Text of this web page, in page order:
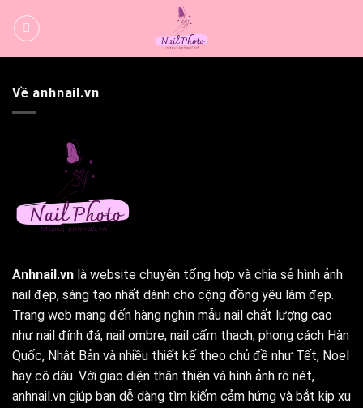
qua
Về anhnail.vn
Anhnail.vn là website chuyên tổng hợp và chia sẻ hình ảnh
nail đẹp, sáng tạo nhất dành cho cộng đồng yêu làm đẹp.
Trang web mang đến hàng nghìn mẫu nail chất lượng cao
như nail đính đá, nail ombre, nail cẩm thạch, phong cách Hàn
Quốc, Nhật Bản và nhiều thiết kế theo chủ đề như Tết, Noel
hay cô dâu. Với giao diện thân thiện và hình ảnh rõ nét,
anhnail.vn giúp bạn dễ dàng tìm kiếm cảm hứng và bắt kịp xu